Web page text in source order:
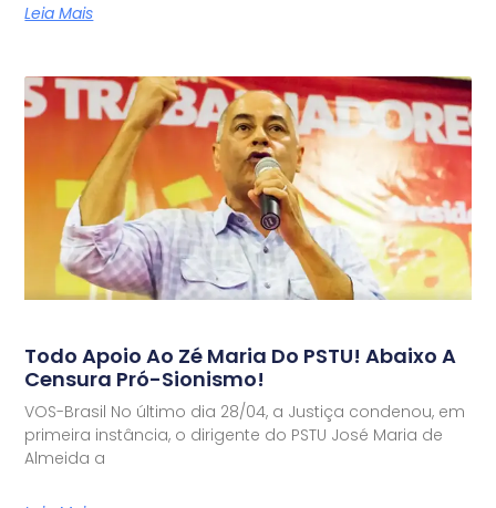
Leia Mais
Todo Apoio Ao Zé Maria Do PSTU! Abaixo A
Censura Pró-Sionismo!
VOS-Brasil No último dia 28/04, a Justiça condenou, em
primeira instância, o dirigente do PSTU José Maria de
Almeida a